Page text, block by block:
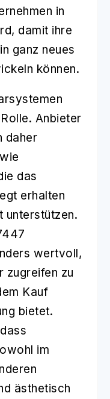
in
damit ihre
ganz neues
können.
Anbieter
daher
das
erhalten
unterstützen.
wertvoll,
zugreifen zu
Kauf
bietet.
im
ästhetisch